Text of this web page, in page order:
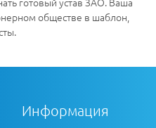
обществе в шаблон,
Информация